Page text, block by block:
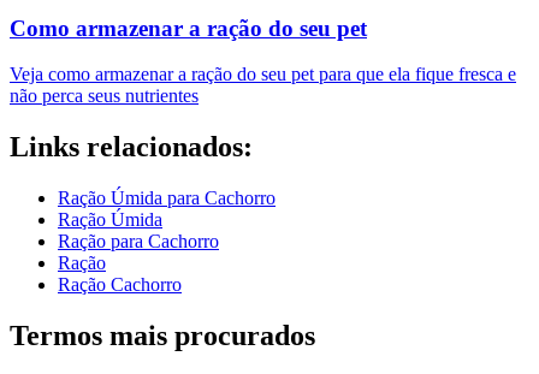
Como armazenar a ração do seu pet
Veja como armazenar a ração do seu pet para que ela fique fresca e
não perca seus nutrientes
Links relacionados:
Ração Úmida para Cachorro
Ração Úmida
Ração para Cachorro
Ração
Ração Cachorro
Termos mais procurados